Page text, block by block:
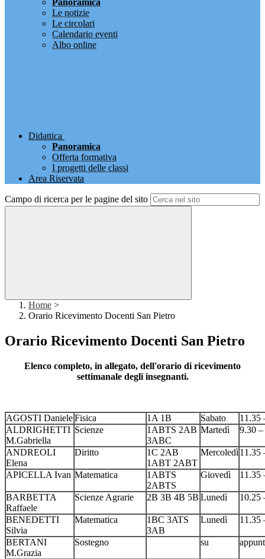
Panoramica
Le notizie
Le circolari
Calendario eventi
Albo online
Didattica
Panoramica
Offerta formativa
I progetti delle classi
Area Riservata
Campo di ricerca per le pagine del sito
Home >
Orario Ricevimento Docenti San Pietro
Orario Ricevimento Docenti San Pietro
Elenco completo, in allegato, dell'orario di ricevimento
settimanale degli insegnanti.
AGOSTI DanieleFisica 1A 1B Sabato
11.35
ALDRIGHETTI
M.Gabriella
Scienze
1ABTS 2AB
3ABC
Martedì 9.30
ANDREOLI
Elena
Diritto
1C 2AB
1ABT 2ABT
Mercoledì11.35
APICELLA Ivan Matematica
1ABTS
2ABTS
Giovedì 11.35
BARBETTA
Raffaele
Scienze Agrarie 2B 3B 4B 5B Lunedì 10.25
BENEDETTI
Silvia
Matematica
1BC 3ATS
3AB
Lunedì 11.35
BERTANI
M.Grazia
Sostegno su